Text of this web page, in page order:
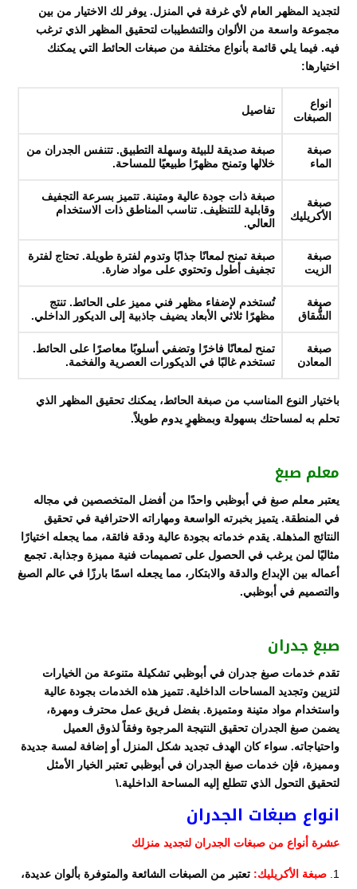
لتجديد المظهر العام لأي غرفة في المنزل. يوفر لك الاختيار من بين
مجموعة واسعة من الألوان والتشطيبات لتحقيق المظهر الذي ترغب
فيه. فيما يلي قائمة بأنواع مختلفة من صبغات الحائط التي يمكنك
اختيارها:
انواع
الصبغات
تفاصيل
صبغة
الماء
صبغة صديقة للبيئة وسهلة التطبيق. تتنفس الجدران من
خلالها وتمنح مظهرًا طبيعيًا للمساحة.
صبغة
الأكريليك
صبغة ذات جودة عالية ومتينة. تتميز بسرعة التجفيف
وقابلية للتنظيف. تناسب المناطق ذات الاستخدام
العالي.
صبغة
الزيت
صبغة تمنح لمعانًا جذابًا وتدوم لفترة طويلة. تحتاج لفترة
تجفيف أطول وتحتوي على مواد ضارة.
صبغة
الشُّقاق
تُستخدم لإضفاء مظهر فني مميز على الحائط. تنتج
مظهرًا ثلاثي الأبعاد يضيف جاذبية إلى الديكور الداخلي.
صبغة
المعادن
تمنح لمعانًا فاخرًا وتضفي أسلوبًا معاصرًا على الحائط.
تستخدم غالبًا في الديكورات العصرية والفخمة.
باختيار النوع المناسب من صبغة الحائط، يمكنك تحقيق المظهر الذي
تحلم به لمساحتك بسهولة وبمظهرٍ يدوم طويلاً.
معلم صبغ
يعتبر معلم صبغ في أبوظبي واحدًا من أفضل المتخصصين في مجاله
في المنطقة. يتميز بخبرته الواسعة ومهاراته الاحترافية في تحقيق
النتائج المذهلة. يقدم خدماته بجودة عالية ودقة فائقة، مما يجعله اختيارًا
مثاليًا لمن يرغب في الحصول على تصميمات فنية مميزة وجذابة. تجمع
أعماله بين الإبداع والدقة والابتكار، مما يجعله اسمًا بارزًا في عالم الصبغ
والتصميم في أبوظبي.
صبغ جدران
تقدم خدمات صبغ جدران في أبوظبي تشكيلة متنوعة من الخيارات
لتزيين وتجديد المساحات الداخلية. تتميز هذه الخدمات بجودة عالية
واستخدام مواد متينة ومتميزة. بفضل فريق عمل محترف ومهرة،
يضمن صبغ الجدران تحقيق النتيجة المرجوة وفقاً لذوق العميل
واحتياجاته. سواء كان الهدف تجديد شكل المنزل أو إضافة لمسة جديدة
ومميزة، فإن خدمات صبغ الجدران في أبوظبي تعتبر الخيار الأمثل
لتحقيق التحول الذي تتطلع إليه المساحة الداخلية.\
انواع صبغات الجدران
عشرة أنواع من صبغات الجدران لتجديد منزلك
صبغة الأكريليك: تعتبر من الصبغات الشائعة والمتوفرة بألوان عديدة،